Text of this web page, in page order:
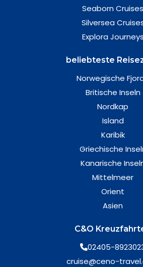
Seaborn Cruises
Silversea
Explora Journeys
beliebteste
Norwegische
Britische Inseln
Nordkap
Island
Karibik
Griechische
Kanarische
Mittelmeer
Orient
Asien
C&O
02405-
cruise@ceno-